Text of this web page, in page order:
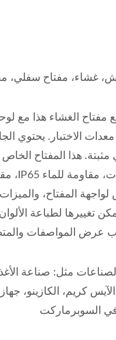
الغشاء هذا مع
الاختبار. يحتوي
مثبتة. هذا المفتاح
المفتاح،
تغييرها لطباعة
عرض المواصفات
مثل: صناعة
الآيس كريم، الكازينو،
في السوبرماركت